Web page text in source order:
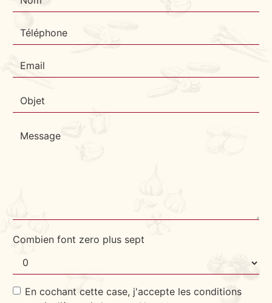
Combien font zero plus sept
En cochant cette case, j'accepte les conditions